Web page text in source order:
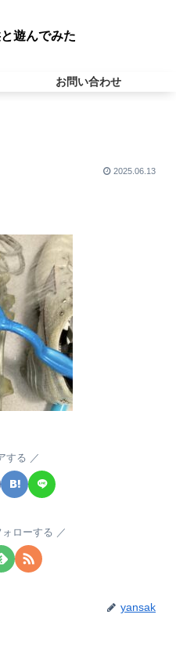
遊んでみた
お問い合わせ
2025.06.13
する
ローする
yansak